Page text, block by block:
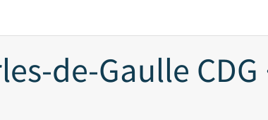
de-Gaulle